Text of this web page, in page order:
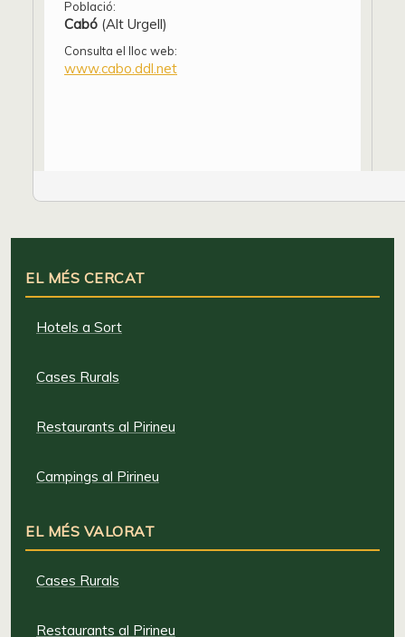
Població:
Cabó (Alt Urgell)
Consulta el lloc web:
www.cabo.ddl.net
EL MÉS CERCAT
Hotels a Sort
Cases Rurals
Restaurants al Pirineu
Campings al Pirineu
EL MÉS VALORAT
Cases Rurals
Restaurants al Pirineu